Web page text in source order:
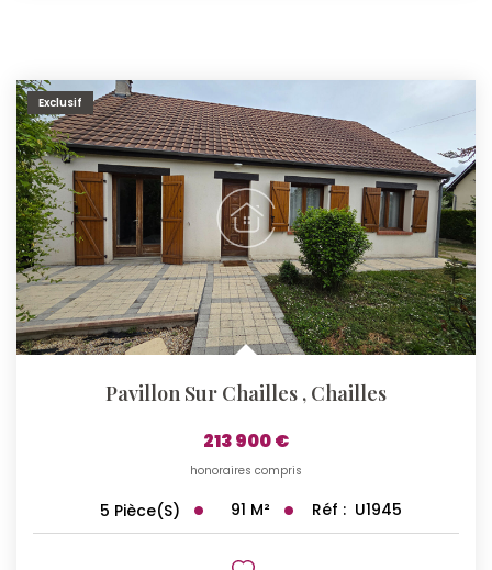
Exclusif
Pavillon Sur Chailles , Chailles
213 900 €
honoraires compris
5 Pièce(s) 91 M² Réf : U1945